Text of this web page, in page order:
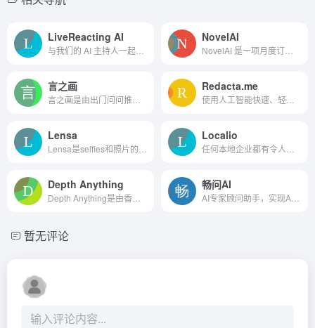
LiveReacting AI NovelAI
言之画 Redacta.me
Lensa Localio
Depth Anything 畅问AI
暂无评论